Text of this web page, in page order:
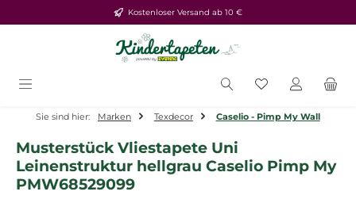
Zum Hauptinhalt springenKostenloser Versand ab 10 €
Du hast 0
Sie sind hier: Marken Texdecor Caselio - Pimp My Wall
Musterstück Vliestapete Uni
Leinenstruktur hellgrau Caselio Pimp My
PMW68529099